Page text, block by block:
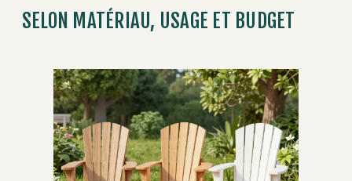
SELON MATÉRIAU, USAGE ET BUDGET